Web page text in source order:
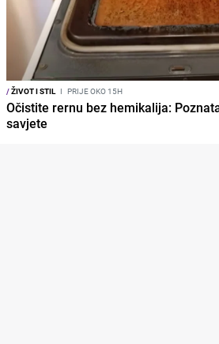
/ŽIVOT I STIL I PRIJE OKO 15H
Očistite rernu bez hemikalija:
savjete